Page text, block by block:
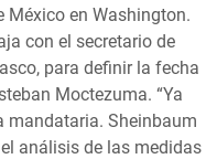
México en Washington.
con el secretario de
para definir la fecha
Moctezuma. “Ya
mandataria. Sheinbaum
análisis de las medidas